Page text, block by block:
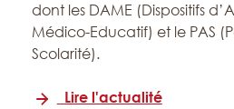
dont les DAME (Dispositifs
Médico-Educatif) et le PAS
Scolarité).
Lire l'actualité